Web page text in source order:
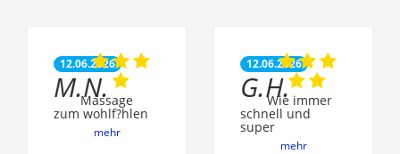
12.06.2026
M.N.Massage
zum wohlf?hlen
mehr
12.06.2026
G.H.Wie immer
schnell und
super
mehr